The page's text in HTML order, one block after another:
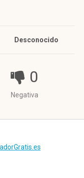
Desconocido
0
Negativa